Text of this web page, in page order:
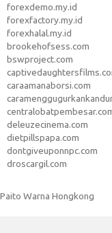
forexdemo.my.id
forexfactory.my.id
forexhalal.my.id
brookehofsess.com
bswproject.com
caraamanaborsi.com
deleuzecinema.com
dietpillspapa.com
dontgiveuponnpc.com
droscargil.com
Paito Warna Hongkong